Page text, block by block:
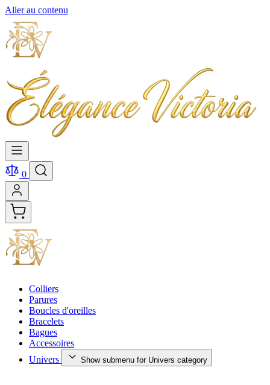
Aller au contenu
0
Colliers
Parures
Boucles d'oreilles
Bracelets
Bagues
Accessoires
Univers
Show submenu for Univers category